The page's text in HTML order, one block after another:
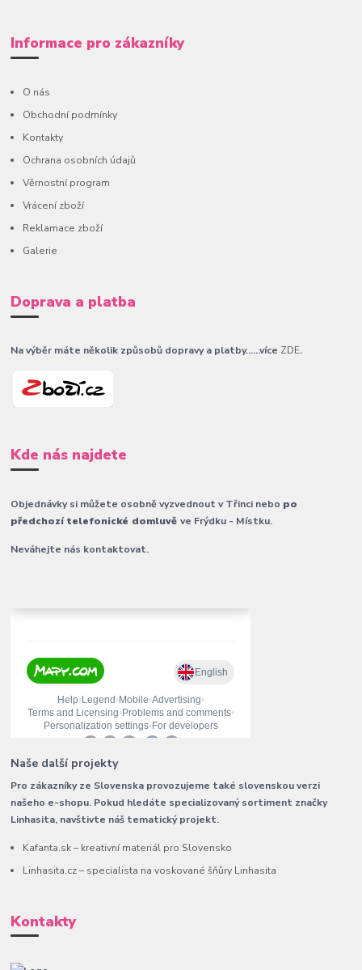
Informace pro zákazníky
O nás
Obchodní podmínky
Kontakty
Ochrana osobních údajů
Věrnostní program
Vrácení zboží
Reklamace zboží
Galerie
Doprava a platba
Na výběr máte několik způsobů dopravy a platby......více ZDE.
Kde nás najdete
Objednávky si můžete osobně vyzvednout v Třinci nebo po
předchozí telefonické domluvěve Frýdku - Místku.
Neváhejte nás kontaktovat.
Naše další projekty
Pro zákazníky ze Slovenska provozujeme také slovenskou verzi
našeho e-shopu. Pokud hledáte specializovaný sortiment značky
Linhasita, navštivte náš tematický projekt.
Kafanta.sk – kreativní materiál pro Slovensko
Linhasita.cz – specialista na voskované šňůry Linhasita
Kontakty